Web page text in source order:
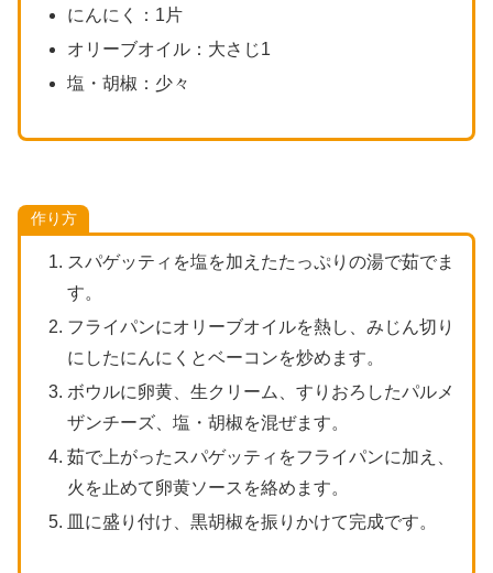
にんにく：1片
オリーブオイル：大さじ1
塩・胡椒：少々
作り方
スパゲッティを塩を加えたたっぷりの湯で茹でま
す。
フライパンにオリーブオイルを熱し、みじん切り
にしたにんにくとベーコンを炒めます。
ボウルに卵黄、生クリーム、すりおろしたパルメ
ザンチーズ、塩・胡椒を混ぜます。
茹で上がったスパゲッティをフライパンに加え、
火を止めて卵黄ソースを絡めます。
皿に盛り付け、黒胡椒を振りかけて完成です。